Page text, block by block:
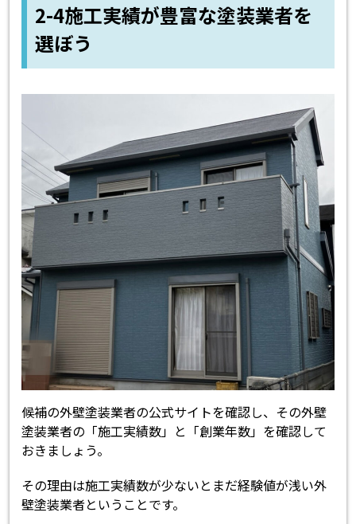
2-4施工実績が豊富な塗装業者を
選ぼう
候補の外壁塗装業者の公式サイトを確認し、その外壁
塗装業者の「施工実績数」と「創業年数」を確認して
おきましょう。
その理由は施工実績数が少ないとまだ経験値が浅い外
壁塗装業者ということです。